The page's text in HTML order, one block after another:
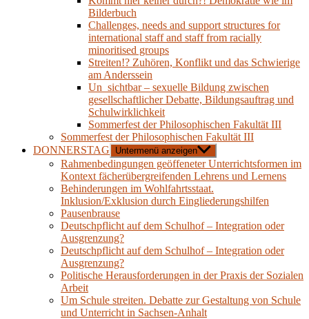
Bilderbuch
Challenges, needs and support structures for
international staff and staff from racially
minoritised groups
Streiten!? Zuhören, Konflikt und das Schwierige
am Anderssein
Un_sichtbar – sexuelle Bildung zwischen
gesellschaftlicher Debatte, Bildungsauftrag und
Schulwirklichkeit
Sommerfest der Philosophischen Fakultät III
Sommerfest der Philosophischen Fakultät III
DONNERSTAG
Untermenü anzeigen
Rahmenbedingungen geöffeneter Unterrichtsformen im
Kontext fächerübergreifenden Lehrens und Lernens
Behinderungen im Wohlfahrtsstaat.
Inklusion/Exklusion durch Eingliederungshilfen
Pausenbrause
Deutschpflicht auf dem Schulhof – Integration oder
Ausgrenzung?
Deutschpflicht auf dem Schulhof – Integration oder
Ausgrenzung?
Politische Herausforderungen in der Praxis der Sozialen
Arbeit
Um Schule streiten. Debatte zur Gestaltung von Schule
und Unterricht in Sachsen-Anhalt